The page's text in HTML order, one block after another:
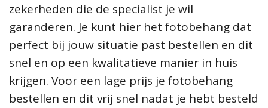
zekerheden die de specialist je wil
garanderen. Je kunt hier het fotobehang dat
perfect bij jouw situatie past bestellen en dit
snel en op een kwalitatieve manier in huis
krijgen. Voor een lage prijs je fotobehang
bestellen en dit vrij snel nadat je hebt besteld